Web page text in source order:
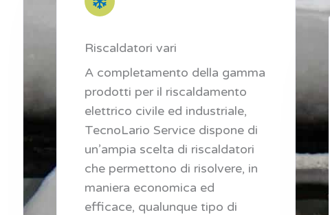
Riscaldatori vari
A completamento della gamma
prodotti per il riscaldamento
elettrico civile ed industriale,
TecnoLario Service dispone di
un’ampia scelta di riscaldatori
che permettono di risolvere, in
maniera economica ed
efficace, qualunque tipo di